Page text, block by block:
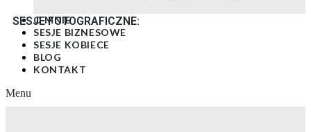
O MNIE
SESJE BIZNESOWE
SESJE KOBIECE
BLOG
KONTAKT
Menu
SESJE FOTOGRAFICZNE: